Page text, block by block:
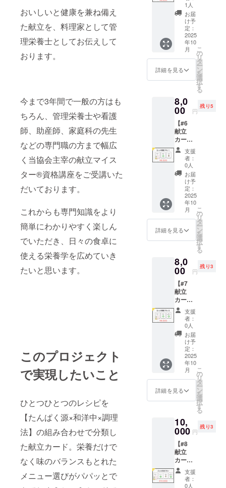
おいしいと健康を兼ね備え
た献立を、料理家として管
理栄養士としてお伝えして
おります。
今まで3年間で一般の方はも
ちろん、管理栄養士や看護
師、助産師、家庭科の先生
などの専門職の方まで幅広
く当協会主宰の献立マイス
ター®️資格講座をご受講いた
だいております。
これからも専門知識をより
簡単にわかりやすく楽しん
でいただき、日々の食卓に
使える栄養学を広めていき
たいと思います。
このプロジェクト
で実現したいこと
ひとつひとつのレシピを
【たんぱく源×和洋中×調理
法】の組み合わせで分類し
た献立カード。栄養だけで
なく味のバランスもとれた
メニュー選びがパパッとで
す） ・
使い方
説明書
（1枚）
※送料込
象： 団
体・学
校・施
者を募
集し抽
選） □
お届け
時期
2025年
11月〜
12月頃
を予定
してい
ます。
※発送先
の決定
と連絡
は、
IREメッ
セージ
メール
でご案
内いた
しま
す。
カード
（自由
に記入
できま
す） ・
使い方
説明書
（1枚）
※送料込
年10
月〜11
予定し
ていま
す。 ※
納期に
より前
後する
場合が
ござい
ます。
詳細は
メール
でご案
内いた
しま
ク
チャー
（約30
分） 献
立カー
ドの基
本的な
使い方
や、
日々の
献立を
ラクに
する考
え方に
ついて
オンラ
インセ
□ 形
式： オ
ンライ
ン
（Zoom
予定）
□ 開催
時期：
相談】
●献立
カード1
セット
□ 内
容： 献
立カー
ド 110
枚セッ
ト ・
100枚：
ト＋参
考メ
ニュー
付き ・
10枚：
白紙
カード
（自由
に記入
できま
す） ・
使い方
説明書
（1枚）
※送料込
み □ お
届け時
月頃を
予定し
す。 ※
納期に
より前
後する
場合が
ござい
ます。
詳細は
メール
でご案
内いた
しま
す。 ●
栄養相
養士 み
いこ先
生によ
るマン
ツーマ
ン相
談。
「食事
1人
お届
け予
定：
2025
年10
月
詳細を見る
こ
の
リ
タ
ー
ン
を
選
択
す
る
8,0
00 円
残り5
【#6
献立
カード1
セット
＋ オン
ライン
レク
チャー
＋ 栄養
相談】
●献立
カード1
セット
□ 内
容： 献
枚セッ
ト ・
100枚：
イラス
ト＋参
考メ
ニュー
付き ・
10枚：
白紙
カード
（自由
に記入
できま
す） ・
使い方
説明書
※送料込
届け時
期 2025
月〜11
月頃を
予定し
ていま
す。 ※
支援
者：
0人
お届
け予
定：
2025
年10
月
詳細を見る
こ
の
リ
タ
ー
ン
を
選
択
す
る
8,0
00 円
残り3
【#7
献立
カード1
セット
＋ オン
ライン
レク
チャー
＋ 1食
分の献
立アド
バイ
ス】 ●
献立
カード1
容： 献
立カー
ド 110
枚セッ
ト ・
100枚：
イラス
ト＋参
考メ
支援
者：
0人
お届
け予
定：
2025
年10
月
詳細を見る
こ
の
リ
タ
ー
ン
を
選
択
す
る
10,
000 円
残り3
【#8
献立
カード1
セット
＋ オン
ライン
支援
者：
0人